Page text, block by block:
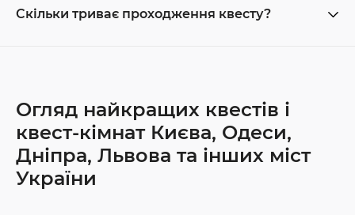
Скільки триває проходження квесту?
Огляд найкращих квестів і
квест-кімнат Києва, Одеси,
Дніпра, Львова та інших міст
України